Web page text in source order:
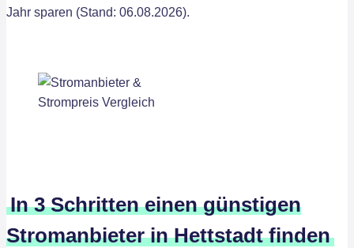
Jahr sparen (Stand: 06.08.2026).
In 3 Schritten einen günstigen
Stromanbieter in Hettstadt finden